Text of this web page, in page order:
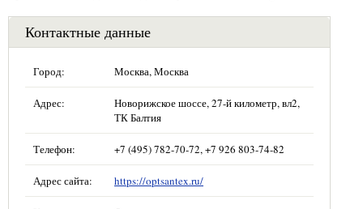
Контактные данные
Город: Москва, Москва
Адрес:
Новорижское шоссе, 27-й километр, вл2,
ТК Балтия
Телефон: +7 (495) 782-70-72, +7 926 803-74-82
Адрес сайта: https://optsantex.ru/